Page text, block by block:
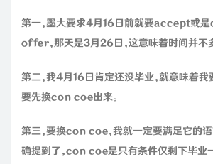
第一，墨大要求4月16日前就要accept或
offer，那天是3月26日，这意味着时间并不
第二，我4月16日肯定还没毕业，就意味着
要先换con coe出来。
第三，要换con coe，我就一定要满足它的
确提到了，con coe是只有条件仅剩下毕业